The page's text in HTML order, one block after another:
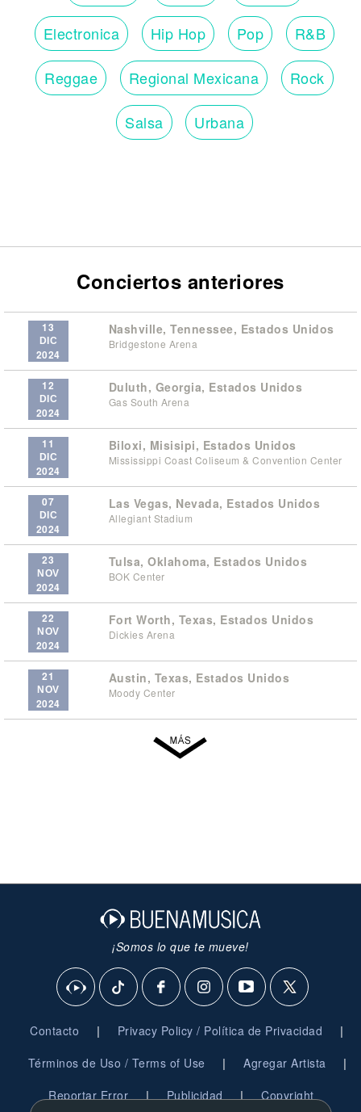
Electronica Hip Hop Pop R&B
Reggae Regional Mexicana Rock
Salsa Urbana
Conciertos anteriores
13
DIC
2024
Nashville, Tennessee, Estados Unidos
Bridgestone Arena
12
DIC
2024
Duluth, Georgia, Estados Unidos
Gas South Arena
11
DIC
2024
Biloxi, Misisipi, Estados Unidos
Mississippi Coast Coliseum & Convention Center
07
DIC
2024
Las Vegas, Nevada, Estados Unidos
Allegiant Stadium
23
NOV
2024
Tulsa, Oklahoma, Estados Unidos
BOK Center
22
NOV
2024
Fort Worth, Texas, Estados Unidos
Dickies Arena
21
NOV
2024
Austin, Texas, Estados Unidos
Moody Center
¡Somos lo que te mueve!
Contacto | Privacy Policy / Política de Privacidad |
Términos de Uso / Terms of Use | Agregar Artista |
Reportar Error | Publicidad | Copyright